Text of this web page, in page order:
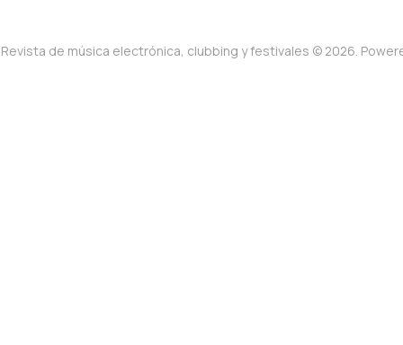
de música electrónica, clubbing y festivales © 2026.